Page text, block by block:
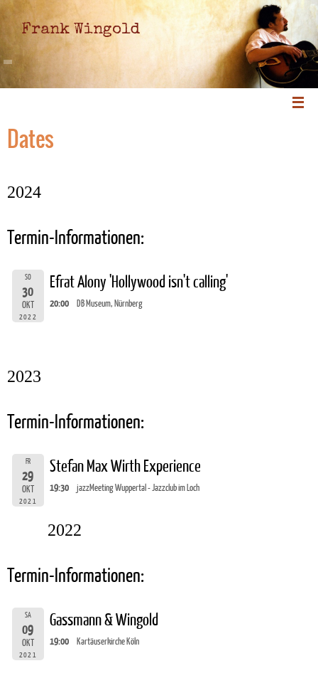
Frank Wingold
Dates
2024
Termin-Informationen:
SO
30
OKT
2022
Efrat Alony 'Hollywood isn't calling'
20:00 DB Museum, Nürnberg
2023
Termin-Informationen:
FR
29
OKT
2021
Stefan Max Wirth Experience
19:30 jazzMeeting Wuppertal - Jazzclub im Loch
2022
Termin-Informationen:
SA
09
OKT
2021
Gassmann & Wingold
19:00 Kartäuserkirche Köln